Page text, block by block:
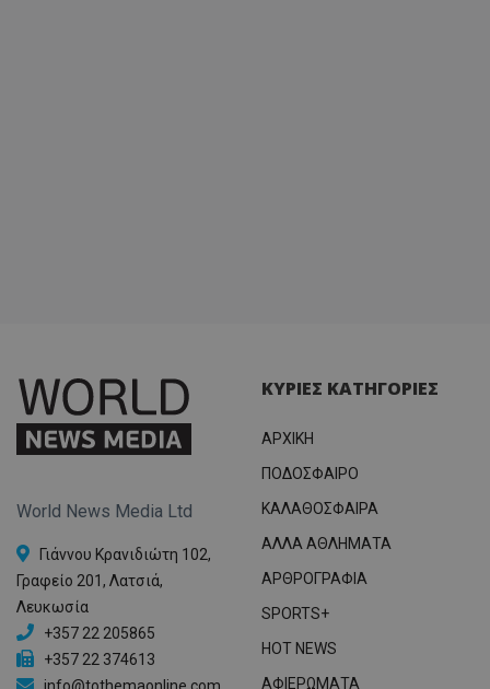
World News Media Ltd
Γιάννου Κρανιδιώτη 102,
Γραφείο 201, Λατσιά,
Λευκωσία
+357 22 205865
+357 22 374613
ΚΥΡΙΕΣ ΚΑΤΗΓΟΡΙΕΣ
ΑΡΧΙΚΗ
ΠΟΔΟΣΦΑΙΡΟ
ΚΑΛΑΘΟΣΦΑΙΡΑ
ΑΛΛΑ ΑΘΛΗΜΑΤΑ
ΑΡΘΡΟΓΡΑΦΙΑ
SPORTS+
HOT NEWS
ΑΦΙΕΡΩΜΑΤΑ